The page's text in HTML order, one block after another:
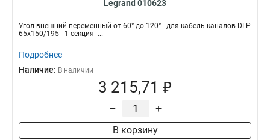
Legrand 010623
Угол внешний переменный от 60° до 120° - для кабель-каналов DLP
65х150/195 - 1 секция -...
Подробнее
Наличие: В наличии
3 215,71 ₽
– +
В корзину